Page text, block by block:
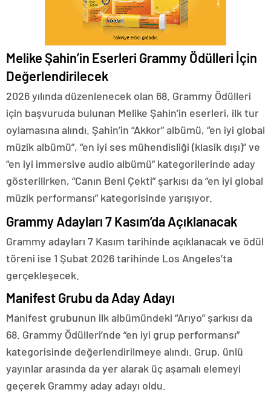
Melike Şahin’in Eserleri Grammy Ödülleri İçin
Değerlendirilecek
2026 yılında düzenlenecek olan 68. Grammy Ödülleri
için başvuruda bulunan Melike Şahin’in eserleri, ilk tur
oylamasına alındı. Şahin’in “Akkor” albümü, “en iyi global
müzik albümü”, “en iyi ses mühendisliği (klasik dışı)” ve
“en iyi immersive audio albümü” kategorilerinde aday
gösterilirken, “Canın Beni Çekti” şarkısı da “en iyi global
müzik performansı” kategorisinde yarışıyor.
Grammy Adayları 7 Kasım’da Açıklanacak
Grammy adayları 7 Kasım tarihinde açıklanacak ve ödül
töreni ise 1 Şubat 2026 tarihinde Los Angeles’ta
gerçekleşecek.
Manifest Grubu da Aday Adayı
Manifest grubunun ilk albümündeki “Arıyo” şarkısı da
68. Grammy Ödülleri’nde “en iyi grup performansı”
kategorisinde değerlendirilmeye alındı. Grup, ünlü
yayınlar arasında da yer alarak üç aşamalı elemeyi
geçerek Grammy aday adayı oldu.